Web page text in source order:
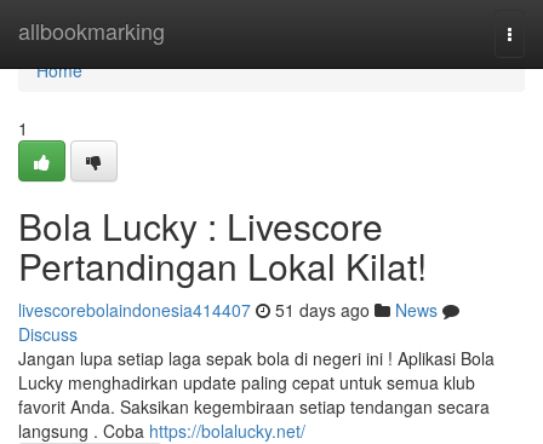
allbookmarking
Home
Home
1
Bola Lucky : Livescore
Pertandingan Lokal Kilat!
livescorebolaindonesia414407 51 days ago
News
Discuss
Jangan lupa setiap laga sepak bola di negeri ini ! Aplikasi Bola
Lucky menghadirkan update paling cepat untuk semua klub
favorit Anda. Saksikan kegembiraan setiap tendangan secara
langsung . Coba https://bolalucky.net/